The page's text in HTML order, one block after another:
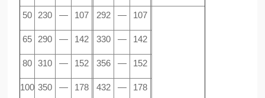
50 230 — 107 292 — 107
65 290 — 142 330 — 142
80 310 — 152 356 — 152
100 350 — 178 432 — 178